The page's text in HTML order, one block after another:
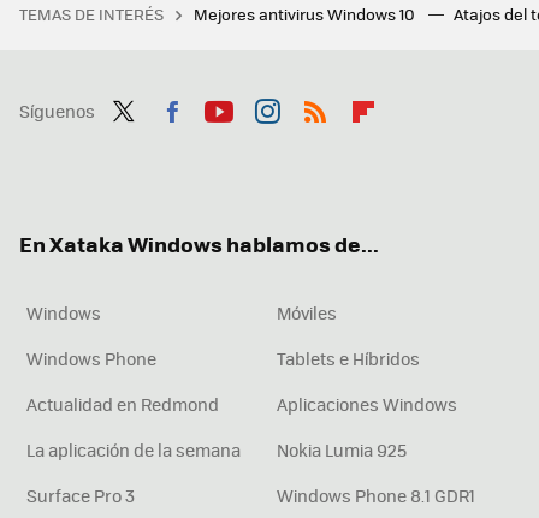
TEMAS DE INTERÉS Mejores antivirus Windows 10 Atajos del
Síguenos
En Xataka Windows hablamos de...
Windows
Móviles
Windows Phone
Tablets e Híbridos
Actualidad en Redmond
Aplicaciones Windows
La aplicación de la semana
Nokia Lumia 925
Surface Pro 3
Windows Phone 8.1 GDR1